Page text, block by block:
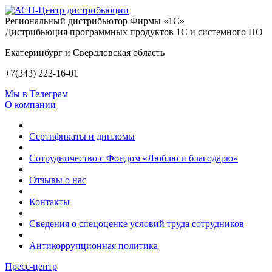
Региональный дистрибьютор Фирмы «1С»
Дистрибьюция программных продуктов 1С и системного ПО
Екатеринбург и Свердловская область
+7(343) 222-16-01
Мы в Телеграм
О компании
Сертификаты и дипломы
Сотрудничество с Фондом «Люблю и благодарю»
Отзывы о нас
Контакты
Сведения о спецоценке условий труда сотрудников
Антикоррупционная политика
Пресс-центр